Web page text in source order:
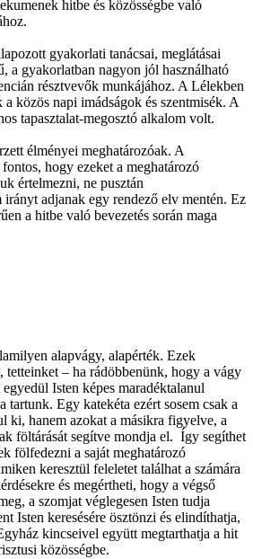
hitbe és közösségbe való
gyakorlati tanácsai, meglátásai
a gyakorlatban nagyon jól használható
résztvevők munkájához. A Lélekben
közös napi imádságok és szentmisék. A
tapasztalat-megosztó alkalom volt.
élményei meghatározóak. A
hogy ezeket a meghatározó
értelmezni, ne pusztán
irányt adjanak egy rendező elv mentén. Ez
a hitbe való bevezetés során maga
alapvágy, alapérték. Ezek
tetteinket – ha rádöbbenünk, hogy a vágy
Isten képes maradéktalanul
Egy katekéta ezért sosem csak a
ki, hanem azokat a másikra figyelve, a
föltárását segítve mondja el. Így segíthet
fölfedezni a saját meghatározó
keresztül feleletet találhat a számára
és megértheti, hogy a végső
a szomjat véglegesen Isten tudja
Isten keresésére ösztönzi és elindíthatja,
kincseivel együtt megtarthatja a hit
közösségbe.